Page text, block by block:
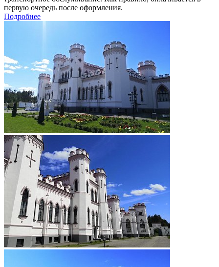
первую очередь после оформления.
Подробнее